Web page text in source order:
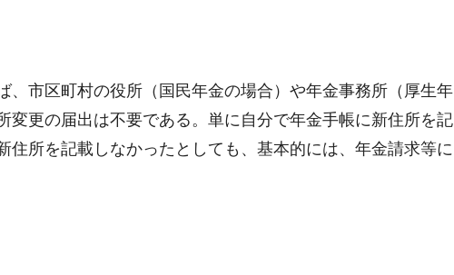
、市区町村の役所（国民年金の場合）や年金事務所（厚生年
変更の届出は不要である。単に自分で年金手帳に新住所を記
住所を記載しなかったとしても、基本的には、年金請求等に